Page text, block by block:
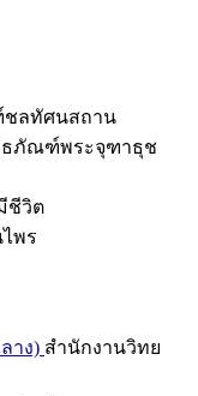
ลทัศนสถาน
ภัณฑ์พระจุฑาธุช
ชีวิต
พร
าง) สำนักงานวิทย